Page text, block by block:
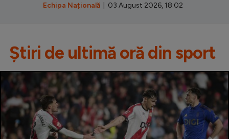
Echipa Națională | 03 August 2026, 18:02
Știri de ultimă oră din sport